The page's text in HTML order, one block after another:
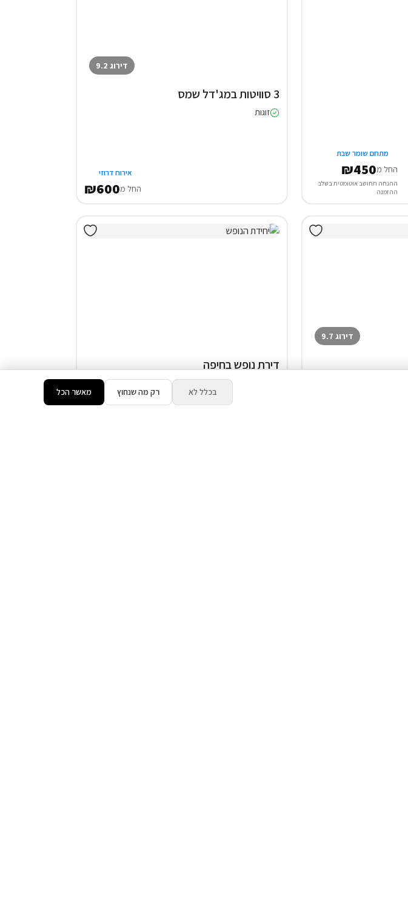
מתחם שומר שבת
החל מ₪450
ההנחה תחושב אוטומטית בשלב
ההזמנה
דירוג 9.2
3 סוויטות במג'דל שמס
זוגות
אירוח דרוזי
החל מ₪600
דירוג 9.7
דירת נופש בחיפה
המתחם כולו שלכם
בכלל לא רק מה שנחוץ מאשר הכל